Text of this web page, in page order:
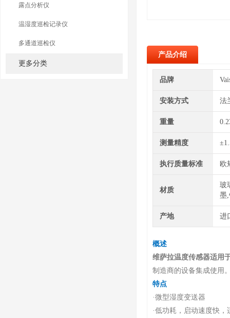
露点分析仪
温湿度巡检记录仪
多通道巡检仪
更多分类
产品介绍
品牌
安装方式 法
重量
测量精度
执行质量标准 欧
材质
玻
墨
产地 进
概述
维萨拉温度传感器适用
制造商的设备集成使用
特点
·微型湿度变送器
·低功耗，启动速度快，